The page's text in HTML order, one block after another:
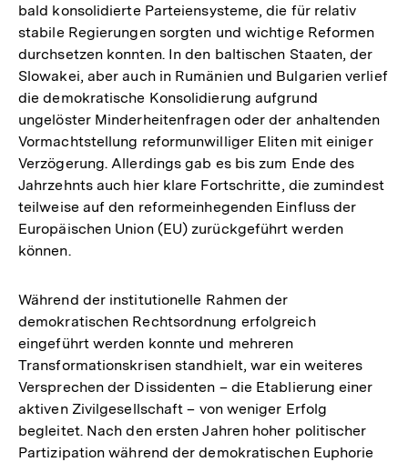
bald konsolidierte Parteiensysteme, die für relativ
stabile Regierungen sorgten und wichtige Reformen
durchsetzen konnten. In den baltischen Staaten, der
Slowakei, aber auch in Rumänien und Bulgarien verlief
die demokratische Konsolidierung aufgrund
ungelöster Minderheitenfragen oder der anhaltenden
Vormachtstellung reformunwilliger Eliten mit einiger
Verzögerung. Allerdings gab es bis zum Ende des
Jahrzehnts auch hier klare Fortschritte, die zumindest
teilweise auf den reformeinhegenden Einfluss der
Europäischen Union (EU) zurückgeführt werden
können.
Während der institutionelle Rahmen der
demokratischen Rechtsordnung erfolgreich
eingeführt werden konnte und mehreren
Transformationskrisen standhielt, war ein weiteres
Versprechen der Dissidenten – die Etablierung einer
aktiven Zivilgesellschaft – von weniger Erfolg
begleitet. Nach den ersten Jahren hoher politischer
Partizipation während der demokratischen Euphorie